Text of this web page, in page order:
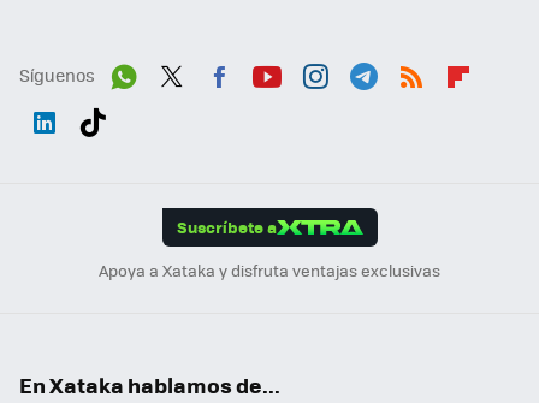
Síguenos
Suscríbete a
Apoya a Xataka y disfruta ventajas exclusivas
En Xataka hablamos de...